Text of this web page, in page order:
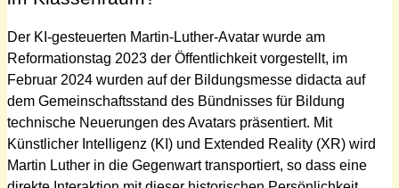
Der KI-gesteuerten Martin-Luther-Avatar wurde am
Reformationstag 2023 der Öffentlichkeit vorgestellt, im
Februar 2024 wurden auf der Bildungsmesse didacta auf
dem Gemeinschaftsstand des Bündnisses für Bildung
technische Neuerungen des Avatars präsentiert. Mit
Künstlicher Intelligenz (KI) und Extended Reality (XR) wird
Martin Luther in die Gegenwart transportiert, so dass eine